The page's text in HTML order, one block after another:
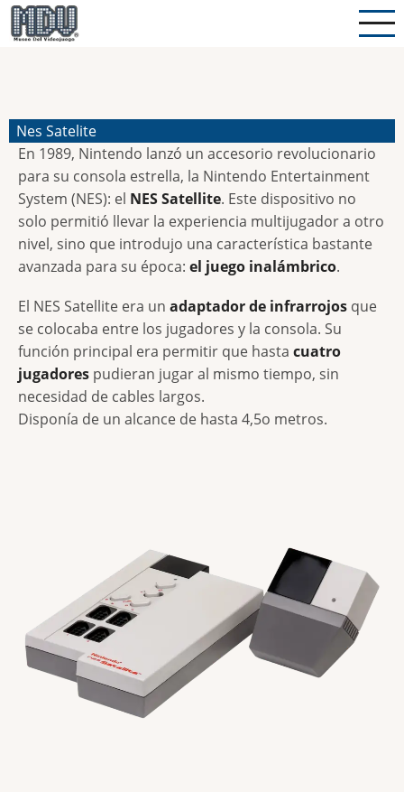
Pasar
al
Nes Satelite
En 1989, Nintendo lanzó un accesorio revolucionario
para su consola estrella, la Nintendo Entertainment
System (NES): el NES Satellite. Este dispositivo no
solo permitió llevar la experiencia multijugador a otro
nivel, sino que introdujo una característica bastante
avanzada para su época: el juego inalámbrico.
El NES Satellite era un adaptador de infrarrojos que
se colocaba entre los jugadores y la consola. Su
función principal era permitir que hasta cuatro
jugadores pudieran jugar al mismo tiempo, sin
necesidad de cables largos.
Disponía de un alcance de hasta 4,5o metros.